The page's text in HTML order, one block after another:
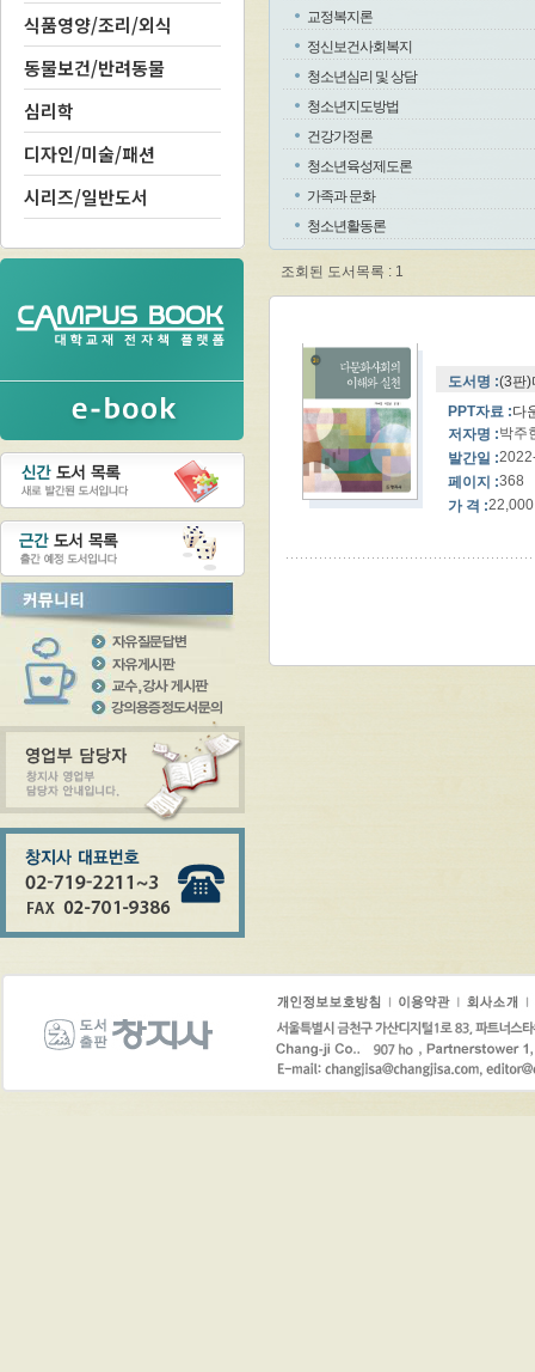
식품영양/조리/외식
동물보건/반려동물
심리학
디자인/미술/패션
시리즈/일반도서
교정복지론
정신보건사회복지
청소년심리 및 상담
청소년지도방법
건강가정론
청소년육성제도론
가족과 문화
청소년활동론
조회된 도서목록 : 1
도서명 :(3판)
PPT자료 :다
저자명 :박주
발간일 :
페이지 :368
가 격 :22,000